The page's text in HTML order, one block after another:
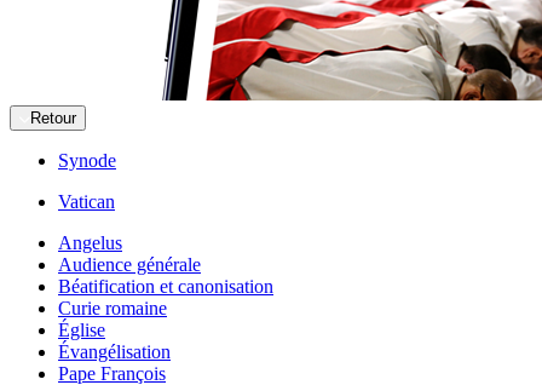
Retour
Synode
Vatican
Angelus
Audience générale
Béatification et canonisation
Curie romaine
Église
Évangélisation
Pape François